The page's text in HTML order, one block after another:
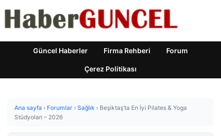
Güncel Haberler Firma Rehberi Forum
Çerez Politikası
Ana sayfa › Forumlar › Sağlık › Beşiktaş’ta En İyi Pilates & Yoga
Stüdyoları – 2026